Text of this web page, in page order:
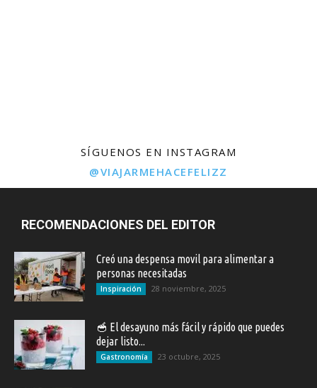
SÍGUENOS EN INSTAGRAM
@VIAJARMEHACEFELIZZ
RECOMENDACIONES DEL EDITOR
Creó una despensa movil para alimentar a
personas necesitadas
Inspiración 28 noviembre, 2025
🥣 El desayuno más fácil y rápido que puedes
dejar listo...
Gastronomía 23 octubre, 2025